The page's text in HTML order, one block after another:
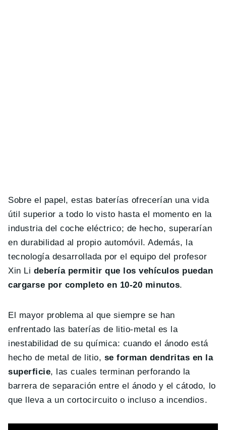
Sobre el papel, estas baterías ofrecerían una vida
útil superior a todo lo visto hasta el momento en la
industria del coche eléctrico; de hecho, superarían
en durabilidad al propio automóvil. Además, la
tecnología desarrollada por el equipo del profesor
Xin Li debería permitir que los vehículos puedan
cargarse por completo en 10-20 minutos.
El mayor problema al que siempre se han
enfrentado las baterías de litio-metal es la
inestabilidad de su química: cuando el ánodo está
hecho de metal de litio, se forman dendritas en la
superficie, las cuales terminan perforando la
barrera de separación entre el ánodo y el cátodo, lo
que lleva a un cortocircuito o incluso a incendios.